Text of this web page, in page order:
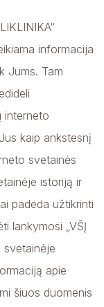
informacija
Jums. Tam
interneto
kaip ankstesnį
svetainės
istoriją ir
padeda užtikrinti
lankymosi „VŠĮ
svetainėje
apie
šiuos duomenis